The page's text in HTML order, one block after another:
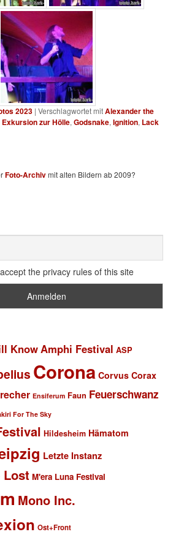
2023 |Verschlagwortet mitAlexander the
Exkursion zur Hölle,Godsnake,Ignition, Lack
Foto-Archivmit alten Bildern ab 2009?
the privacy rules of this site
KnowAmphi Festival ASP
Corona Corvus Corax
Ensiferum Faun Feuerschwanz
For The Sky
Hildesheim Hämatom
Letzte Instanz
Lost M'era Luna Festival
Mono Inc.
Ost+Front